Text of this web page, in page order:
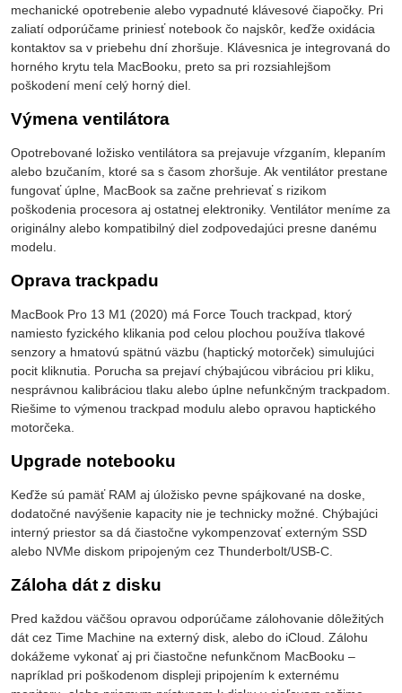
mechanické opotrebenie alebo vypadnuté klávesové čiapočky. Pri
zaliatí odporúčame priniesť notebook čo najskôr, keďže oxidácia
kontaktov sa v priebehu dní zhoršuje. Klávesnica je integrovaná do
horného krytu tela MacBooku, preto sa pri rozsiahlejšom
poškodení mení celý horný diel.
Výmena ventilátora
Opotrebované ložisko ventilátora sa prejavuje vŕzganím, klepaním
alebo bzučaním, ktoré sa s časom zhoršuje. Ak ventilátor prestane
fungovať úplne, MacBook sa začne prehrievať s rizikom
poškodenia procesora aj ostatnej elektroniky. Ventilátor meníme za
originálny alebo kompatibilný diel zodpovedajúci presne danému
modelu.
Oprava trackpadu
MacBook Pro 13 M1 (2020) má Force Touch trackpad, ktorý
namiesto fyzického klikania pod celou plochou používa tlakové
senzory a hmatovú spätnú väzbu (haptický motorček) simulujúci
pocit kliknutia. Porucha sa prejaví chýbajúcou vibráciou pri kliku,
nesprávnou kalibráciou tlaku alebo úplne nefunkčným trackpadom.
Riešime to výmenou trackpad modulu alebo opravou haptického
motorčeka.
Upgrade notebooku
Keďže sú pamäť RAM aj úložisko pevne spájkované na doske,
dodatočné navýšenie kapacity nie je technicky možné. Chýbajúci
interný priestor sa dá čiastočne vykompenzovať externým SSD
alebo NVMe diskom pripojeným cez Thunderbolt/USB-C.
Záloha dát z disku
Pred každou väčšou opravou odporúčame zálohovanie dôležitých
dát cez Time Machine na externý disk, alebo do iCloud. Zálohu
dokážeme vykonať aj pri čiastočne nefunkčnom MacBooku –
napríklad pri poškodenom displeji pripojením k externému